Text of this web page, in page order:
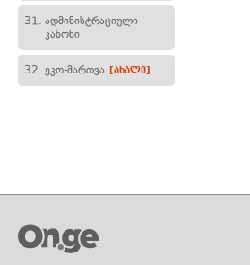
31. ადმინისტრაციული
კანონი
32. ეკო-მართვა [ახალი]